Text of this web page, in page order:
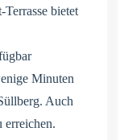
bietet
Minuten
Auch
erreichen.